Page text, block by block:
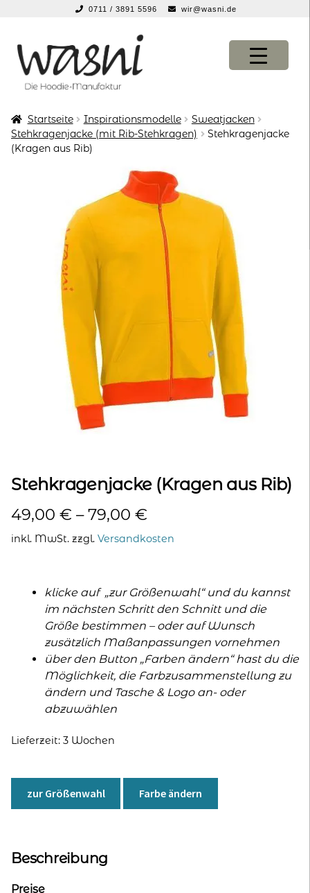
0711 / 3891 5596 wir@wasni.de
Navigation
springen
Inhalt
springen
KONFIGURATOR
KONFIGURATOR
Startseite Inspirationsmodelle
Sweatjacken
Stehkragenjacke (mit Rib-Stehkragen)
Stehkragenjacke
(Kragen aus Rib)
Stehkragenjacke (Kragen aus Rib)
49,00 € –79,00 €
inkl. MwSt. zzgl. Versandkosten
klicke auf „zur Größenwahl“ und du kannst
im nächsten Schritt den Schnitt und die
Größe bestimmen – oder auf Wunsch
zusätzlich Maßanpassungen vornehmen
über den Button „Farben ändern“ hast du die
Möglichkeit, die Farbzusammenstellung zu
ändern und Tasche & Logo an- oder
abzuwählen
Lieferzeit: 3 Wochen
zur Größenwahl Farbe ändern
Beschreibung
Preise